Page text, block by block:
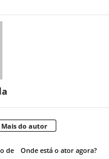
Mais do autor
de
Onde está o ator agora?